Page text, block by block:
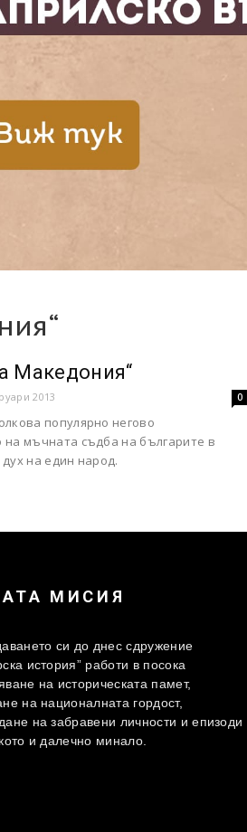
Македония“
2013 0
популярно негово
на мъчната съдба на българите в
на един народ.
МИСИЯ
си до днес сдружение
история” работи в посока
на историческата памет,
на националната гордост,
на забравени личности и епизоди
и далечно минало.